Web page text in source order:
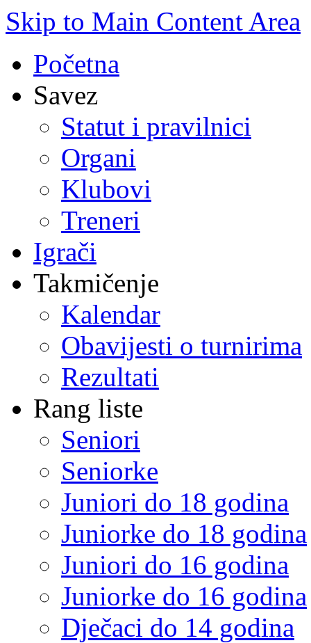
Skip to Main Content Area
Početna
Savez
Statut i pravilnici
Organi
Klubovi
Treneri
Igrači
Takmičenje
Kalendar
Obavijesti o turnirima
Rezultati
Rang liste
Seniori
Seniorke
Juniori do 18 godina
Juniorke do 18 godina
Juniori do 16 godina
Juniorke do 16 godina
Dječaci do 14 godina